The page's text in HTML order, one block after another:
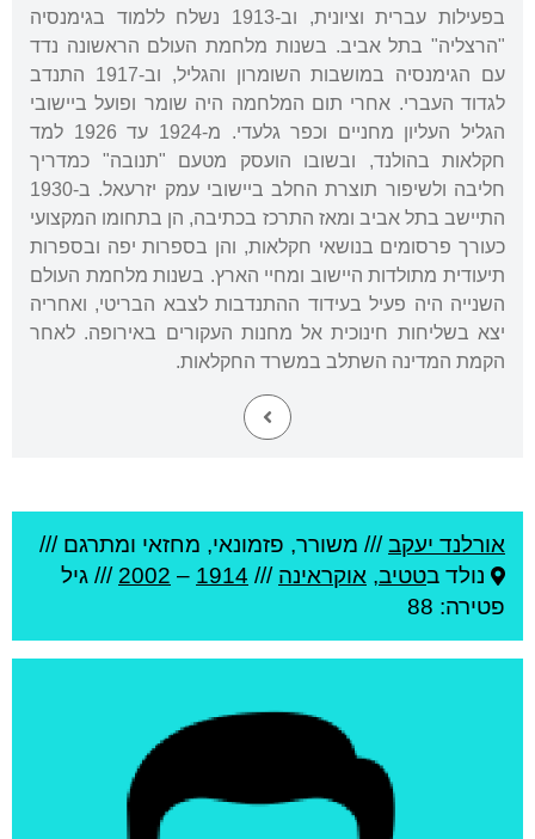
בפעילות עברית וציונית, וב-1913 נשלח ללמוד בגימנסיה
"הרצליה" בתל אביב. בשנות מלחמת העולם הראשונה נדד
עם הגימנסיה במושבות השומרון והגליל, וב-1917 התנדב
לגדוד העברי. אחרי תום המלחמה היה שומר ופועל ביישובי
הגליל העליון מחניים וכפר גלעדי. מ-1924 עד 1926 למד
חקלאות בהולנד, ובשובו הועסק מטעם "תנובה" כמדריך
חליבה ולשיפור תוצרת החלב ביישובי עמק יזרעאל. ב-1930
התיישב בתל אביב ומאז התרכז בכתיבה, הן בתחומו המקצועי
כעורך פרסומים בנושאי חקלאות, והן בספרות יפה ובספרות
תיעודית מתולדות היישוב ומחיי הארץ. בשנות מלחמת העולם
השנייה היה פעיל בעידוד ההתנדבות לצבא הבריטי, ואחריה
יצא בשליחות חינוכית אל מחנות העקורים באירופה. לאחר
הקמת המדינה השתלב במשרד החקלאות.
אורלנד יעקב/// משורר, פזמונאי, מחזאי ומתרגם ///
נולד בטטיב, אוקראינה ///
1914
–
2002 /// גיל
פטירה: 88